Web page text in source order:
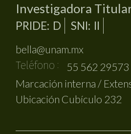
Investigadora
PRIDE D SNI II
bella@unam.mx
Teléfono
55 562 29573
Marcación interna /
Ubicación Cubículo 232